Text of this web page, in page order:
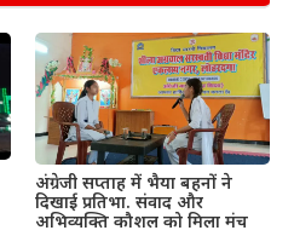
अंग्रेजी सप्ताह में भैया बहनों ने
दिखाई प्रतिभा. संवाद और
अभिव्यक्ति कौशल को मिला मंच